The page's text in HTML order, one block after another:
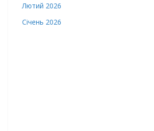
Лютий 2026
Січень 2026